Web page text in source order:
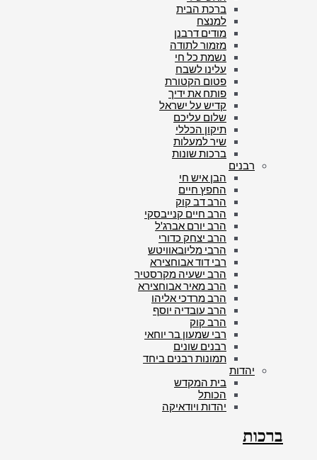
ברכת הבית
למנצח
מודים דרבנן
מזמור לתודה
נשמת כל חי
עלינו לשבח
פטום הקטורת
פותח את ידיך
קדיש על ישראל
שלום עליכם
תיקון הכללי
שיר למעלות
ברכות שונות
רבנים
הבן איש חי
החפץ חיים
הרב דב קוק
הרב חיים קנייבסקי
הרב יורם אברג'ל
הרב יצחק כדורי
הרבי מליובאוויטש
רבי דוד אבוחצירא
הרב ישעיה מקרסטיר
הרב מאיר אבוחצירא
הרב מרדכי אליהו
הרב עובדיה יוסף
הרב קוק
רבי שמעון בר יוחאי
רבנים שונים
תמונות רבנים ביחד
יהדות
בית המקדש
הכותל
יהדות ויודאיקה
ברכות